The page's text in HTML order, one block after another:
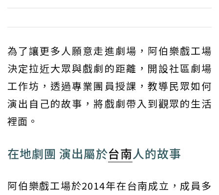
為了讓更多人願意走進劇場，阿伯樂戲工場
決定拉近大眾與戲劇的距離，開設社區劇場
工作坊，透過專業團員授課，教導民眾如何
演出自己的故事，將戲劇帶入到觀眾的生活
裡面。
在地劇團 演出屬於台南人的故事
阿伯樂戲工場於2014年在台南成立，成員多